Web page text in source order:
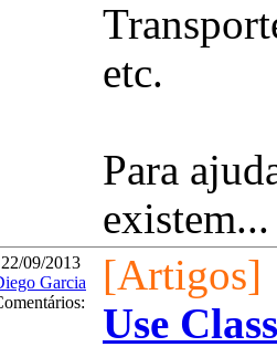
etc.
Para
existem...
22/09/2013
Garcia
[Artigos]
Use